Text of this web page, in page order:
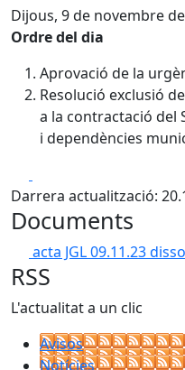
Dijous, 9 de novembre
Ordre del dia
Aprovació de la
Resolució exclusió
a la contractació del
i dependències
Darrera actualització:
Documents
acta JGL 09.11.23
RSS
L'actualitat a un clic
Avisos
Notícies